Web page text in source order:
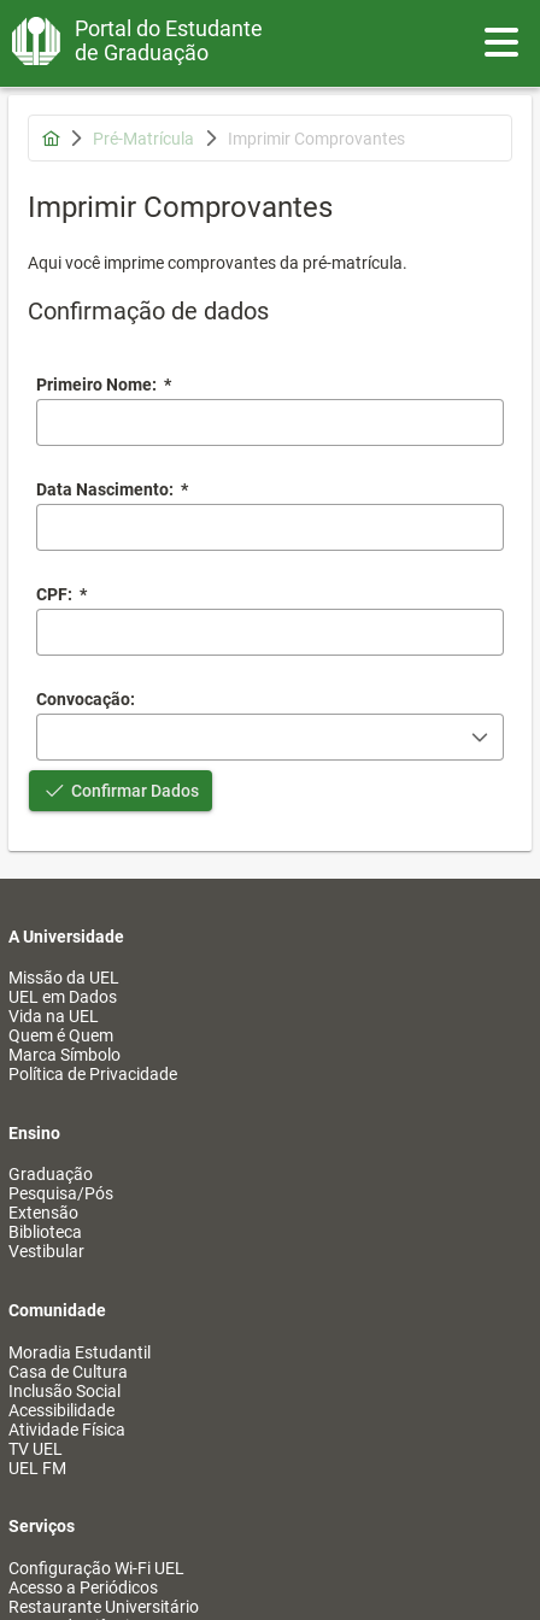
Portal do Estudante
de Graduação
Pré-Matrícula Imprimir Comprovantes
Imprimir Comprovantes
Aqui você imprime comprovantes da pré-matrícula.
Confirmação de dados
Primeiro Nome: *
Data Nascimento: *
CPF: *
Convocação:
Confirmar Dados
A Universidade
Missão da UEL
UEL em Dados
Vida na UEL
Quem é Quem
Marca Símbolo
Política de Privacidade
Ensino
Graduação
Pesquisa/Pós
Extensão
Biblioteca
Vestibular
Comunidade
Moradia Estudantil
Casa de Cultura
Inclusão Social
Acessibilidade
Atividade Física
TV UEL
UEL FM
Serviços
Configuração Wi-Fi UEL
Acesso a Periódicos
Restaurante Universitário